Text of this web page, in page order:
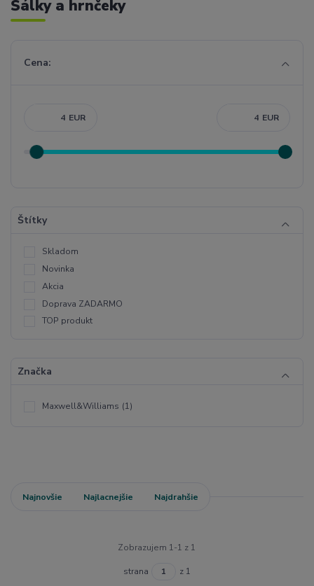
Šálky a hrnčeky
Cena:
EUR EUR
Štítky
Skladom
Novinka
Akcia
Doprava ZADARMO
TOP produkt
Značka
Maxwell&Williams (1)
Najnovšie Najlacnejšie Najdrahšie
Zobrazujem 1-1 z 1
strana z 1